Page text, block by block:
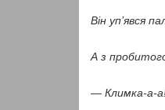
Він уп’явся
А з
— Климка-а-а!